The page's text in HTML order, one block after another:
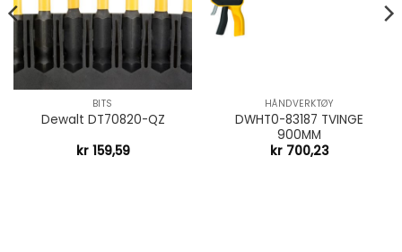
BITS
Dewalt DT70820-QZ
kr159,59
HÅNDVERKTØY
DWHT0-83187 TVINGE
900MM
kr700,23